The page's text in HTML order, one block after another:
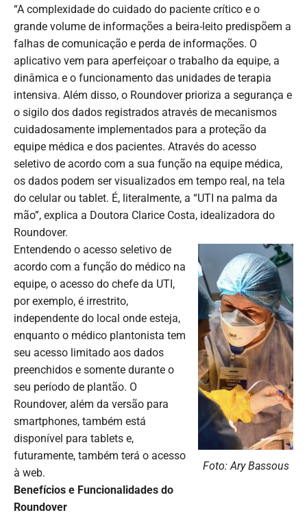
“A complexidade do cuidado do paciente crítico e o
grande volume de informações a beira-leito predispõem a
falhas de comunicação e perda de informações. O
aplicativo vem para aperfeiçoar o trabalho da equipe, a
dinâmica e o funcionamento das unidades de terapia
intensiva. Além disso, o Roundover prioriza a segurança e
o sigilo dos dados registrados através de mecanismos
cuidadosamente implementados para a proteção da
equipe médica e dos pacientes. Através do acesso
seletivo de acordo com a sua função na equipe médica,
os dados podem ser visualizados em tempo real, na tela
do celular ou tablet. É, literalmente, a “UTI na palma da
mão”, explica a Doutora Clarice Costa, idealizadora do
Roundover.
Foto: Ary Bassous
Entendendo o acesso seletivo de
acordo com a função do médico na
equipe, o acesso do chefe da UTI,
por exemplo, é irrestrito,
independente do local onde esteja,
enquanto o médico plantonista tem
seu acesso limitado aos dados
preenchidos e somente durante o
seu período de plantão. O
Roundover, além da versão para
smartphones, também está
disponível para tablets e,
futuramente, também terá o acesso
à web.
Benefícios e Funcionalidades do
Roundover